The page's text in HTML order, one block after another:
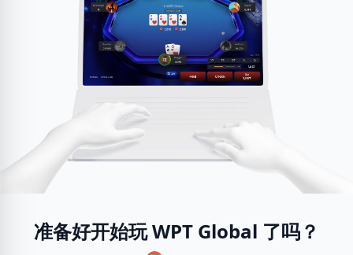
准备好开始玩 WPT Global 了吗？